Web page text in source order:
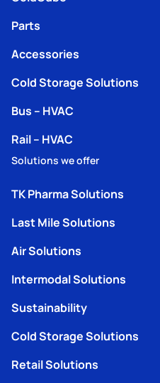
Parts
Accessories
Cold Storage Solutions
Bus – HVAC
Rail – HVAC
Solutions we offer
TK Pharma Solutions
Last Mile Solutions
Air Solutions
Intermodal Solutions
Sustainability
Cold Storage Solutions
Retail Solutions